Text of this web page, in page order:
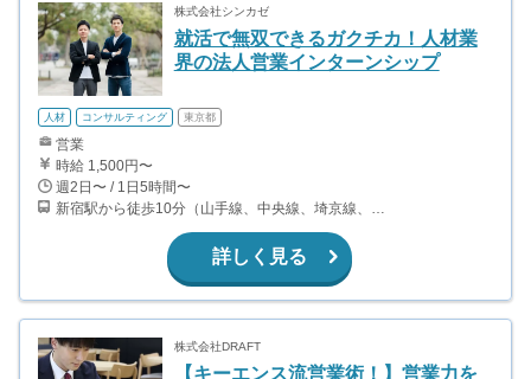
株式会社シンカゼ
就活で無双できるガクチカ！人材業
界の法人営業インターンシップ
人材 コンサルティング 東京都
営業
時給 1,500円〜
週2日〜 / 1日5時間〜
詳しく見る
株式会社DRAFT
【キーエンス流営業術！】営業力を